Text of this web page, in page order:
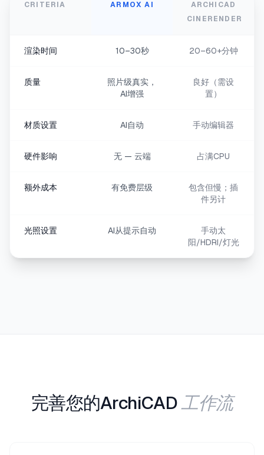
CRITERIA ARMOX AI
ARCHICAD
CINERENDER
渲染时间 10–30秒 20–60+分钟
质量
照片级真实，
AI增强
良好（需设
置）
材质设置 AI自动 手动编辑器
硬件影响 无 — 云端 占满CPU
额外成本 有免费层级
包含但慢；插
件另计
光照设置 AI从提示自动
手动太
阳/HDRI/灯光
完善您的ArchiCAD工作流